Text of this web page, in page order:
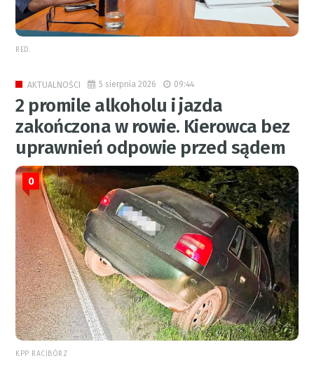
RED.
AKTUALNOŚCI 5 sierpnia 2026 09:44
2 promile alkoholu i jazda
zakończona w rowie. Kierowca bez
uprawnień odpowie przed sądem
0
KPP RACIBÓRZ